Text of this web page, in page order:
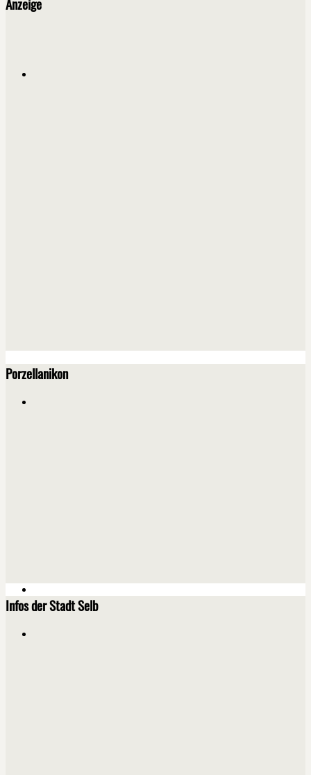
Porzellanikon
Infos der Stadt Selb